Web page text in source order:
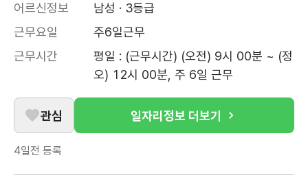
어르신정보
남성 · 3등급
근무요일
주6일근무
근무시간
평일 : (근무시간) (오전) 9시 00분 ~ (정
오) 12시 00분, 주 6일 근무
관심 일자리정보 더보기
4일전 등록